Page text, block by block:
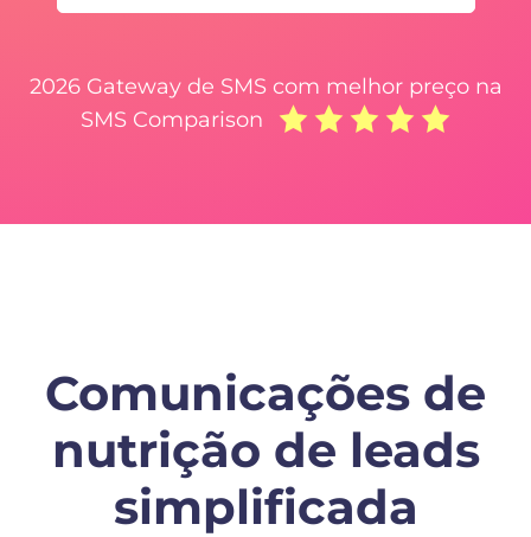
2026 Gateway de SMS com melhor preço na
SMS Comparison
Comunicações de
nutrição de leads
simplificada